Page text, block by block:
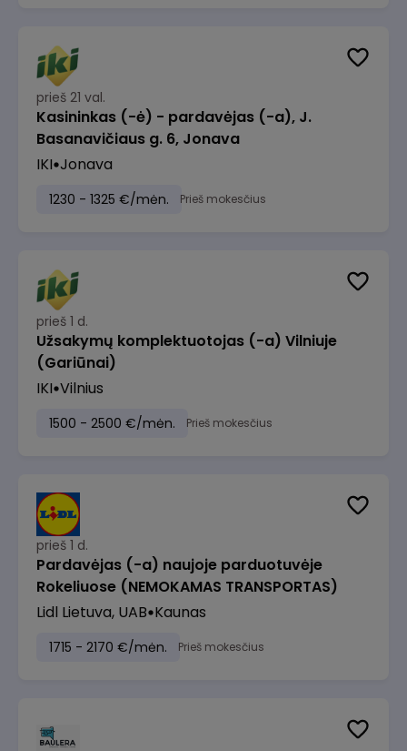
prieš 21 val.
Kasininkas (-ė) - pardavėjas (-a), J.
Basanavičiaus g. 6, Jonava
IKI Jonava
1230 - 1325 €/mėn. Prieš mokesčius
prieš 1 d.
Užsakymų komplektuotojas (-a) Vilniuje
(Gariūnai)
IKI Vilnius
1500 - 2500 €/mėn. Prieš mokesčius
prieš 1 d.
Pardavėjas (-a) naujoje parduotuvėje
Rokeliuose (NEMOKAMAS TRANSPORTAS)
Lidl Lietuva, UAB Kaunas
1715 - 2170 €/mėn. Prieš mokesčius